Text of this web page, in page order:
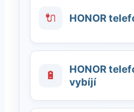
🔌 HONOR
🔋
HONOR
vybíjí